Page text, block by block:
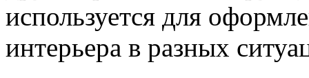
используется для
интерьера в разных